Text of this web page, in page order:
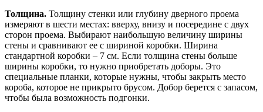
Толщина. Толщину стенки или глубину дверного проема
измеряют в шести местах: вверху, внизу и посередине с двух
сторон проема. Выбирают наибольшую величину ширины
стены и сравнивают ее с шириной коробки. Ширина
стандартной коробки – 7 см. Если толщина стены больше
ширины коробки, то нужно приобретать доборы. Это
специальные планки, которые нужны, чтобы закрыть место
короба, которое не прикрыто брусом. Добор берется с запасом,
чтобы была возможность подгонки.